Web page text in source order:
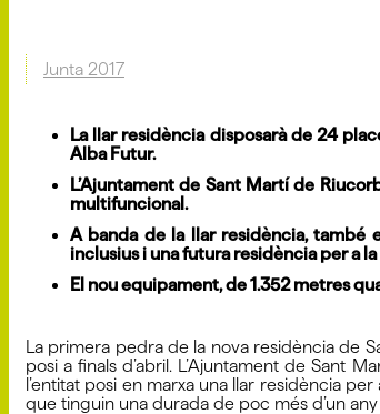
Junta 2017
La llar residència disposarà de 24
Alba Futur.
L’Ajuntament de Sant Martí de
multifuncional.
A banda de la llar residència, també
inclusius i una futura residència per a
El nou equipament, de 1.352 metres
La primera pedra de la nova residència de
posi a finals d’abril. L’Ajuntament de Sant
l’entitat posi en marxa una llar residència
que tinguin una durada de poc més d’un